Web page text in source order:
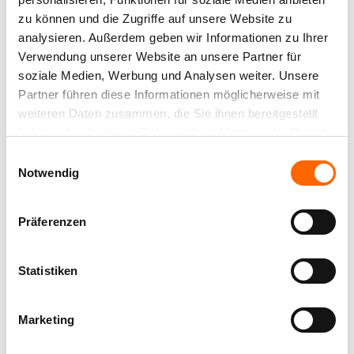
zu können und die Zugriffe auf unsere Website zu
analysieren. Außerdem geben wir Informationen zu Ihrer
Verwendung unserer Website an unsere Partner für
soziale Medien, Werbung und Analysen weiter. Unsere
Partner führen diese Informationen möglicherweise mit
weiteren Daten zusammen, die Sie ihnen bereitgestellt
Notwendig
Präferenzen
Statistiken
Marketing
Hohe Deckkraft
LACKIEREN: DAS SOLLTEN SIE BEACHTEN
Untergrundprüfung und -vorbehandlung
. Der
Untergrund muss sauber und trocken sein und dem
Untergrund an, so wird dessen Oberfläche rau und
Je nach Basis des Lacks, wässrig oder
für die Verarbeitung